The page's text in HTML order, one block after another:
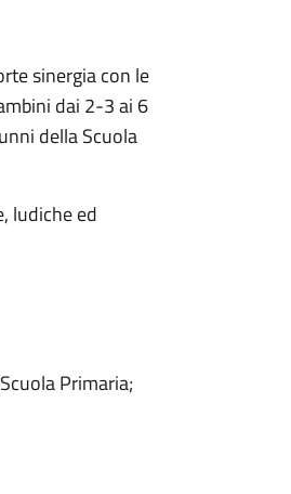
sinergia con le
dai 2-3 ai 6
della Scuola
ludiche ed
Primaria;